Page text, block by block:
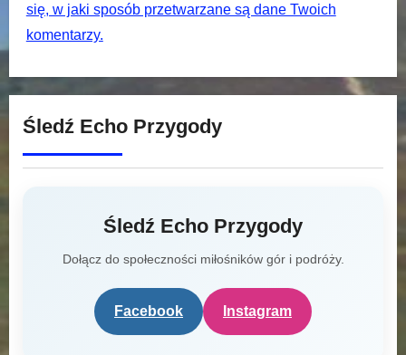
się, w jaki sposób przetwarzane są dane Twoich
komentarzy.
Śledź Echo Przygody
Śledź Echo Przygody
Dołącz do społeczności miłośników gór i podróży.
Facebook Instagram